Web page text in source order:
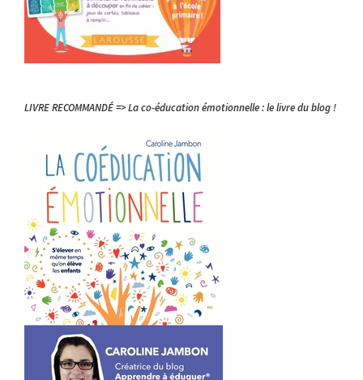
LIVRE RECOMMANDÉ => La co-éducation émotionnelle : le livre du blog !